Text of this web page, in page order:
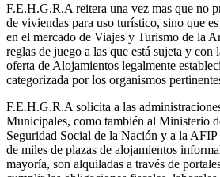
F.E.H.G.R.A reitera una vez mas que no
de viviendas para uso turístico, sino que
en el mercado de Viajes y Turismo de la
reglas de juego a las que está sujeta y con
oferta de Alojamientos legalmente
categorizada por los organismos
F.E.H.G.R.A solicita a las
Municipales, como también al Ministerio
Seguridad Social de la Nación y a la
de miles de plazas de alojamientos
mayoría, son alquiladas a través de